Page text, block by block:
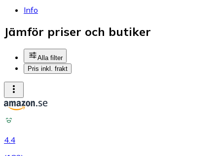
Info
Jämför priser och butiker
Alla filter
Pris inkl. frakt
4.4